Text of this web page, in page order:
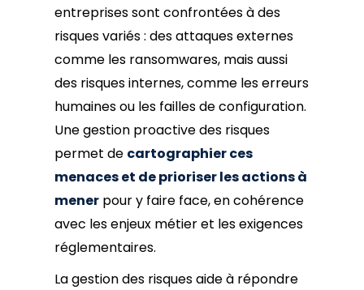
entreprises sont confrontées à des
risques variés : des attaques externes
comme les ransomwares, mais aussi
des risques internes, comme les erreurs
humaines ou les failles de configuration.
Une gestion proactive des risques
permet de cartographier ces
menaces et de prioriser les actions à
mener pour y faire face, en cohérence
avec les enjeux métier et les exigences
réglementaires.
La gestion des risques aide à répondre